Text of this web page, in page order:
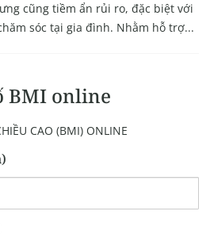
cũng tiềm ẩn rủi ro, đặc biệt với
sóc tại gia đình. Nhằm hỗ trợ...
BMI online
CAO (BMI) ONLINE